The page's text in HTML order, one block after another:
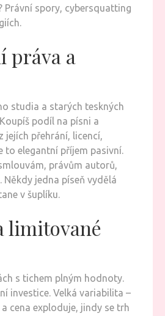
Právní spory, cybersquatting
práva a
studia a starých teskných
podíl na písni a
jejích přehrání, licencí,
to elegantní příjem pasivní.
právům autorů,
Někdy jedna píseň vydělá
v šuplíku.
limitované
s tichem plným hodnoty.
investice. Velká variabilita –
cena exploduje, jindy se trh